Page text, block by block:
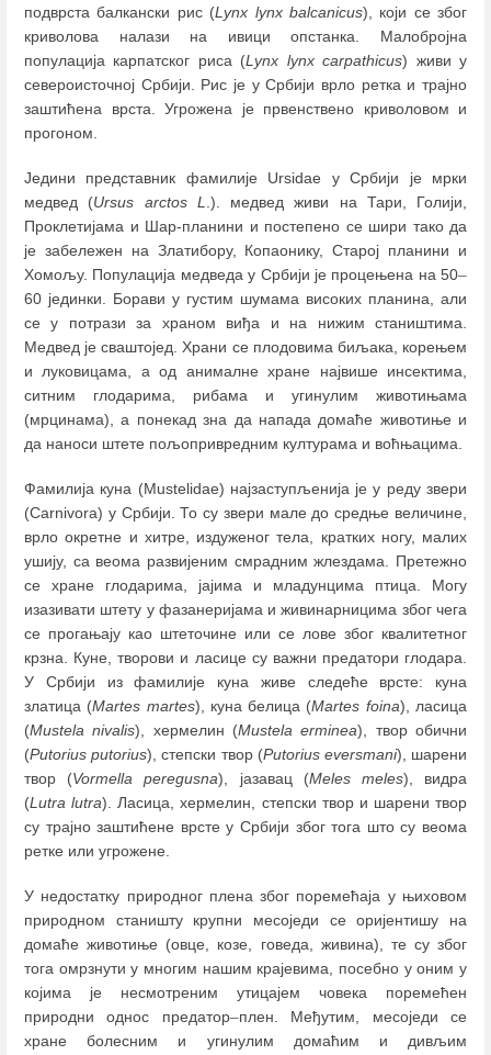
подврста балкански рис (Lynx lynx balcanicus), који се због
криволова налази на ивици опстанка. Mалобројна
популација карпатског риса (Lynx lynx carpathicus) живи у
североисточној Србији. Рис је у Србији врло ретка и трајно
заштићена врста. Угрожена је првенствено криволовом и
прогоном.
Једини представник фамилије Ursidae у Србији је мрки
медвед (Ursus arctos L .). медвед живи на Тари, Голији,
Проклетијама и Шар-планини и постепено се шири тако да
је забележен на Златибору, Копаонику, Старој планини и
Хомољу. Популација медведа у Србији је процењена на 50–
60 јединки. Борави у густим шумама високих планина, али
се у потрази за храном виђа и на нижим стаништима.
Медвед је сваштојед. Храни се плодовима биљака, корењем
и луковицама, а од анималне хране највише инсектима,
ситним глодарима, рибама и угинулим животињама
(мрцинама), а понекад зна да напада домаће животиње и
да наноси штете пољопривредним културама и воћњацима.
Фамилија куна (Mustelidae) најзаступљенија је у реду звери
(Carnivora) у Србији. То су звери мале до средње величине,
врло окретне и хитре, издуженог тела, кратких ногу, малих
ушију, са веома развијеним смрадним жлездама. Претежно
се хране глодарима, јајима и младунцима птица. Могу
изазивати штету у фазанеријама и живинарницима због чега
се прогањају као штеточине или се лове због квалитетног
крзна. Куне, творови и ласице су важни предатори глодара.
У Србији из фамилије куна живе следеће врсте: куна
златица (Martes martes), куна белица (Martes foina), ласица
(Mustela nivalis), хермелин (Mustela erminea), твор обични
(Putorius putorius), степски твор (Putorius eversmani), шарени
твор (Vormella peregusna), јазавац (Meles meles), видра
(Lutra lutra). Ласица, хермелин, степски твор и шарени твор
су трајно заштићене врсте у Србији због тога што су веома
ретке или угрожене.
У недостатку прирoдног плена због поремећаја у њиховом
природном станишту крупни месоједи се оријентишу на
домаће животиње (овце, козе, говеда, живина), те су због
тога омрзнути у многим нашим крајевима, посебно у оним у
којима је несмотреним утицајем човека поремећен
природни однос предатор–плен. Међутим, месоједи се
хране болесним и угинулим домаћим и дивљим